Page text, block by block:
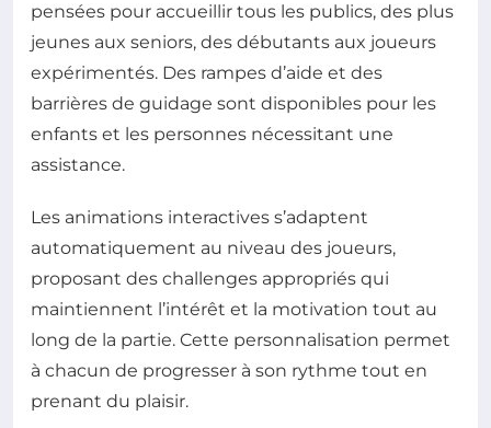
pensées pour accueillir tous les publics, des plus
jeunes aux seniors, des débutants aux joueurs
expérimentés. Des rampes d’aide et des
barrières de guidage sont disponibles pour les
enfants et les personnes nécessitant une
assistance.
Les animations interactives s’adaptent
automatiquement au niveau des joueurs,
proposant des challenges appropriés qui
maintiennent l’intérêt et la motivation tout au
long de la partie. Cette personnalisation permet
à chacun de progresser à son rythme tout en
prenant du plaisir.